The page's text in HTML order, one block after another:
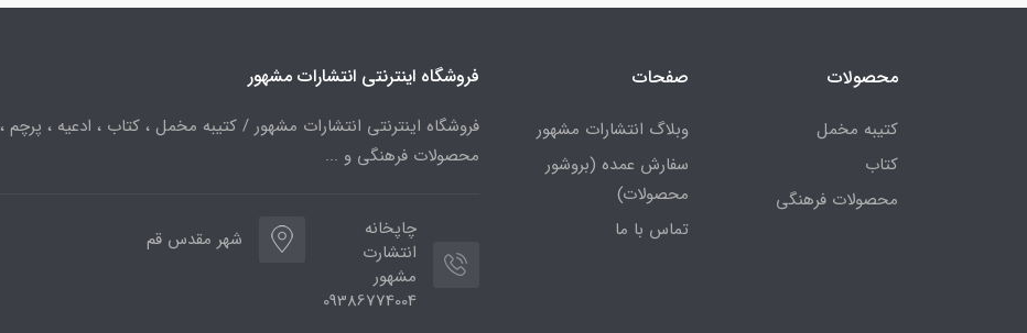
محصولات
کتیبه مخمل
کتاب
محصولات فرهنگی
صفحات
وبلاگ انتشارات مشهور
سفارش عمده (بروشور
محصولات)
تماس با ما
فروشگاه اینترنتی انتشارات مشهور
فروشگاه اینترنتی انتشارات مشهور / کتیبه مخمل ، کتاب ، ادعیه ، پرچم ،
محصولات فرهنگی و ...
چاپخانه
انتشارت
مشهور
09386774004
شهر مقدس قم